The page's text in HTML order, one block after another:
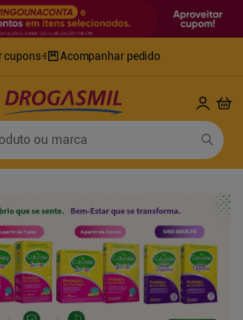
cupons Acompanhar pedido
ou marca
8
º
tylenol
fralda xg
10º shampoo